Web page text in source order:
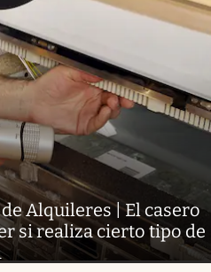
Alquileres | El casero
si realiza cierto tipo de